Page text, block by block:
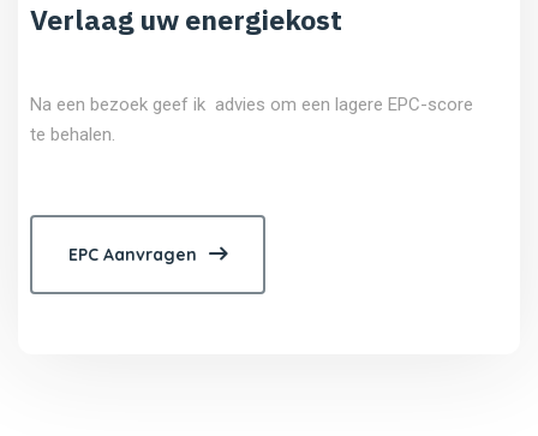
Verlaag uw energiekost
Na een bezoek geef ik advies om een lagere EPC-score
te behalen.
EPC Aanvragen